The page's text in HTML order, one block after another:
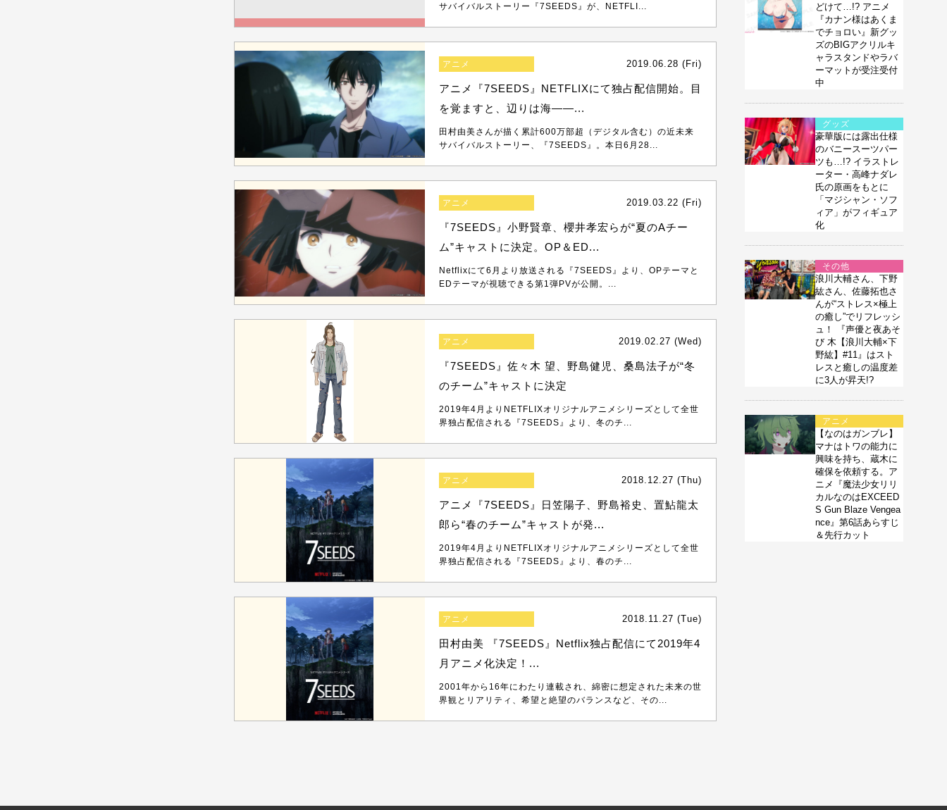
サバイバルストーリー『7SEEDS』が、NETFLI...
アニメ 2019.06.28 (Fri)
アニメ『7SEEDS』NETFLIXにて独占配信開始。目
を覚ますと、辺りは海――...
田村由美さんが描く累計600万部超（デジタル含む）の近未来
サバイバルストーリー、『7SEEDS』。本日6月28...
アニメ 2019.03.22 (Fri)
『7SEEDS』小野賢章、櫻井孝宏らが“夏のAチー
ム”キャストに決定。OP＆ED...
Netflixにて6月より放送される『7SEEDS』より、OPテーマと
EDテーマが視聴できる第1弾PVが公開。...
アニメ 2019.02.27 (Wed)
『7SEEDS』佐々木 望、野島健児、桑島法子が“冬
のチーム”キャストに決定
2019年4月よりNETFLIXオリジナルアニメシリーズとして全世
界独占配信される『7SEEDS』より、冬のチ...
アニメ 2018.12.27 (Thu)
アニメ『7SEEDS』日笠陽子、野島裕史、置鮎龍太
郎ら“春のチーム”キャストが発...
2019年4月よりNETFLIXオリジナルアニメシリーズとして全世
界独占配信される『7SEEDS』より、春のチ...
アニメ 2018.11.27 (Tue)
田村由美 『7SEEDS』Netflix独占配信にて2019年4
月アニメ化決定！...
2001年から16年にわたり連載され、綿密に想定された未来の世
界観とリアリティ、希望と絶望のバランスなど、その...
どけて…!? アニメ
『カナン様はあくま
でチョロい』新グッ
ズのBIGアクリルキ
ャラスタンドやラバ
ーマットが受注受付
中
グッズ
豪華版には露出仕様
のバニースーツパー
ツも…!? イラストレ
ーター・高峰ナダレ
氏の原画をもとに
「マジシャン・ソフ
ィア」がフィギュア
化
その他
浪川大輔さん、下野
紘さん、佐藤拓也さ
んが“ストレス×極上
の癒し”でリフレッシ
ュ！ 『声優と夜あそ
び 木【浪川大輔×下
野紘】#11』はスト
レスと癒しの温度差
に3人が昇天!?
アニメ
【なのはガンブレ】
マナはトワの能力に
興味を持ち、蔵木に
確保を依頼する。ア
ニメ『魔法少女リリ
カルなのはEXCEED
S Gun Blaze Vengea
nce』第6話あらすじ
＆先行カット